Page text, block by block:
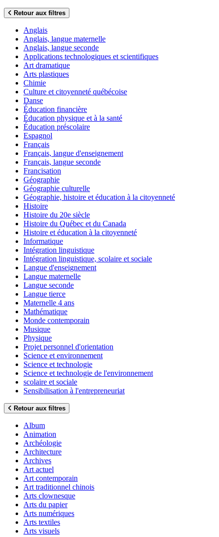
Retour aux filtres
Anglais
Anglais, langue maternelle
Anglais, langue seconde
Applications technologiques et scientifiques
Art dramatique
Arts plastiques
Chimie
Culture et citoyenneté québécoise
Danse
Éducation financière
Éducation physique et à la santé
Éducation préscolaire
Espagnol
Français
Français, langue d'enseignement
Français, langue seconde
Francisation
Géographie
Géographie culturelle
Géographie, histoire et éducation à la citoyenneté
Histoire
Histoire du 20e siècle
Histoire du Québec et du Canada
Histoire et éducation à la citoyenneté
Informatique
Intégration linguistique
Intégration linguistique, scolaire et sociale
Langue d'enseignement
Langue maternelle
Langue seconde
Langue tierce
Maternelle 4 ans
Mathématique
Monde contemporain
Musique
Physique
Projet personnel d'orientation
Science et environnement
Science et technologie
Science et technologie de l'environnement
scolaire et sociale
Sensibilisation à l'entrepreneuriat
Retour aux filtres
Album
Animation
Archéologie
Architecture
Archives
Art actuel
Art contemporain
Art traditionnel chinois
Arts clownesque
Arts du papier
Arts numériques
Arts textiles
Arts visuels